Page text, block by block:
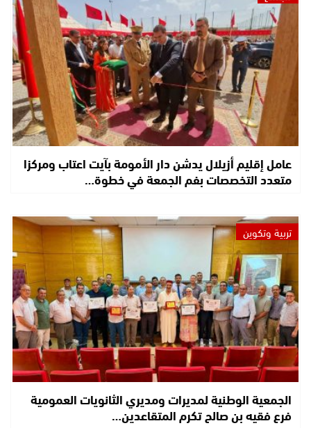
عامل إقليم أزيلال يدشن دار الأمومة بآيت اعتاب ومركزا
متعدد التخصصات بفم الجمعة في خطوة…
تربية وتكوين
الجمعية الوطنية لمديرات ومديري الثانويات العمومية
فرع فقيه بن صالح تكرم المتقاعدين…